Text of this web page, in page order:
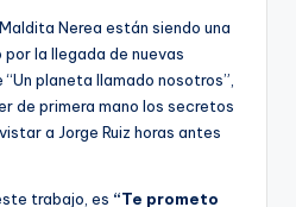
Nerea están siendo una
la llegada de nuevas
planeta llamado nosotros”,
de primera mano los secretos
a Jorge Ruiz horas antes
trabajo, es “Te prometo